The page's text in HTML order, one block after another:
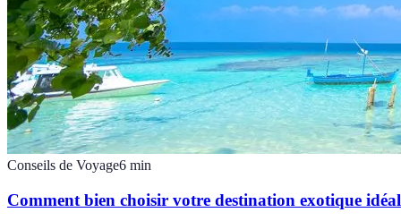
Conseils de Voyage6 min
Comment bien choisir votre destination exotique